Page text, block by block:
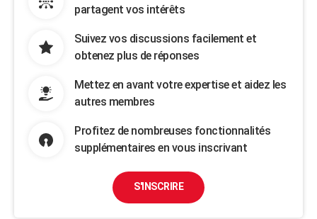
partagent vos intérêts
Suivez vos discussions facilement et
obtenez plus de réponses
Mettez en avant votre expertise et aidez les
autres membres
Profitez de nombreuses fonctionnalités
supplémentaires en vous inscrivant
S'INSCRIRE